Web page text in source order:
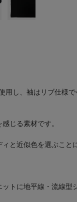
し、袖はリブ仕様
じる素材です。
と近似色を選ぶこと
トに地平線・流線型